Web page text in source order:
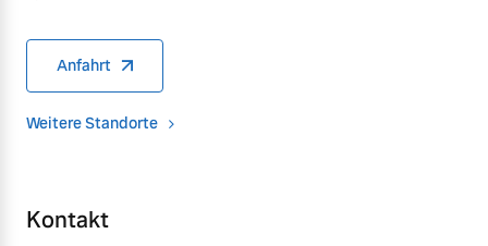
Anfahrt
Weitere Standorte
Kontakt